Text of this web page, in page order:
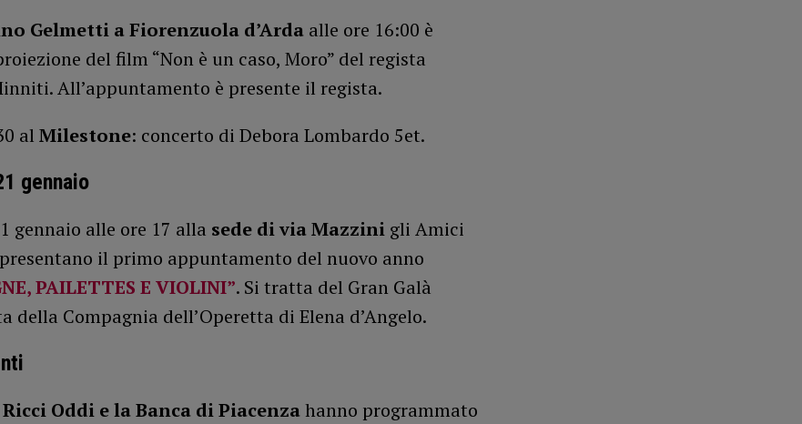
Gelmetti a Fiorenzuola d’Ardaalle ore 16:00 è
del film “Non è un caso, Moro” del regista
All’appuntamento è presente il regista.
al Milestone: concerto di Debora Lombardo 5et.
gennaio
gennaio alle ore 17 alla sede di via Mazzini gli Amici
il primo appuntamento del nuovo anno
PAILETTES E VIOLINI”. Si tratta del Gran Galà
della Compagnia dell’Operetta di Elena d’Angelo.
Oddi e la Banca di Piacenzahanno programmato